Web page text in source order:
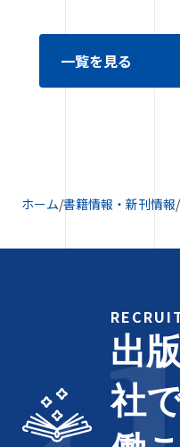
一覧を見る
ホーム/書籍情報・新刊情報/
出版
社